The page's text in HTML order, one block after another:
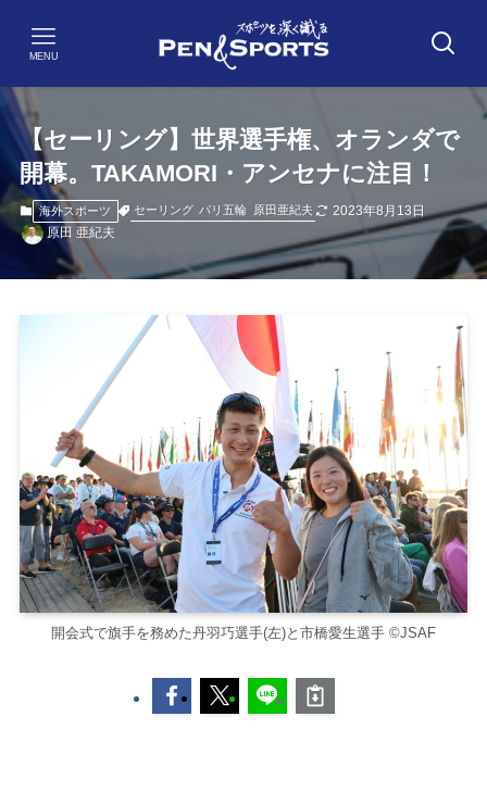
MENU
【セーリング】世界選手権、オランダで
開幕。TAKAMORI・アンセナに注目！
海外スポーツ セーリング パリ五輪 原田亜紀夫
2023年8月13日
原田 亜紀夫
開会式で旗手を務めた丹羽巧選手(左)と市橋愛生選手 ©JSAF